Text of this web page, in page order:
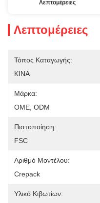
Λεπτομέρειες
Λεπτομέρειες
Τόπος Καταγωγής:
ΚΙΝΑ
Μάρκα:
OME, ODM
Πιστοποίηση:
FSC
Αριθμό Μοντέλου:
Crepack
Υλικό Κιβωτίων: